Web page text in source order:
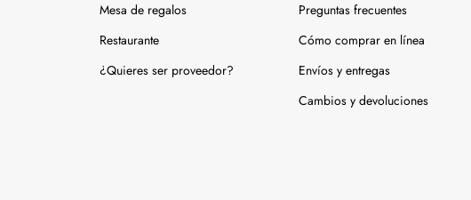
Mesa de regalos
Restaurante
¿Quieres ser proveedor?
Preguntas frecuentes
Cómo comprar en línea
Envíos y entregas
Cambios y devoluciones